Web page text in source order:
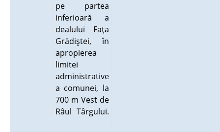
pe partea
inferioară a
dealului Faţa
Grădiştei, în
apropierea
limitei
administrative
a comunei, la
700 m Vest de
Râul Târgului.